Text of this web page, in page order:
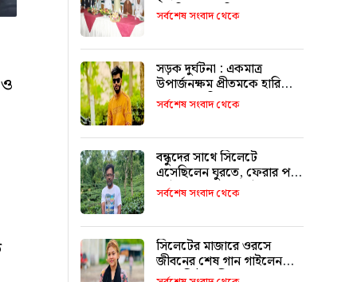
অপরিহার্য: এমপি এমরান
আহমদ চৌধুরী
সর্বশেষ সংবাদ থেকে
সড়ক দুর্ঘটনা : একমাত্র
উপার্জনক্ষম প্রীতমকে হারিয়ে
বাকরুদ্ধ পরিবার
সর্বশেষ সংবাদ থেকে
বন্ধুদের সাথে সিলেটে
এসেছিলেন ঘুরতে, ফেরার পথে
দুর্ঘটনায় মারা যান সাইফুল
সর্বশেষ সংবাদ থেকে
সিলেটের মাজারে ওরসে
জীবনের শেষ গান গাইলেন
পেহেলি ভৈরবী